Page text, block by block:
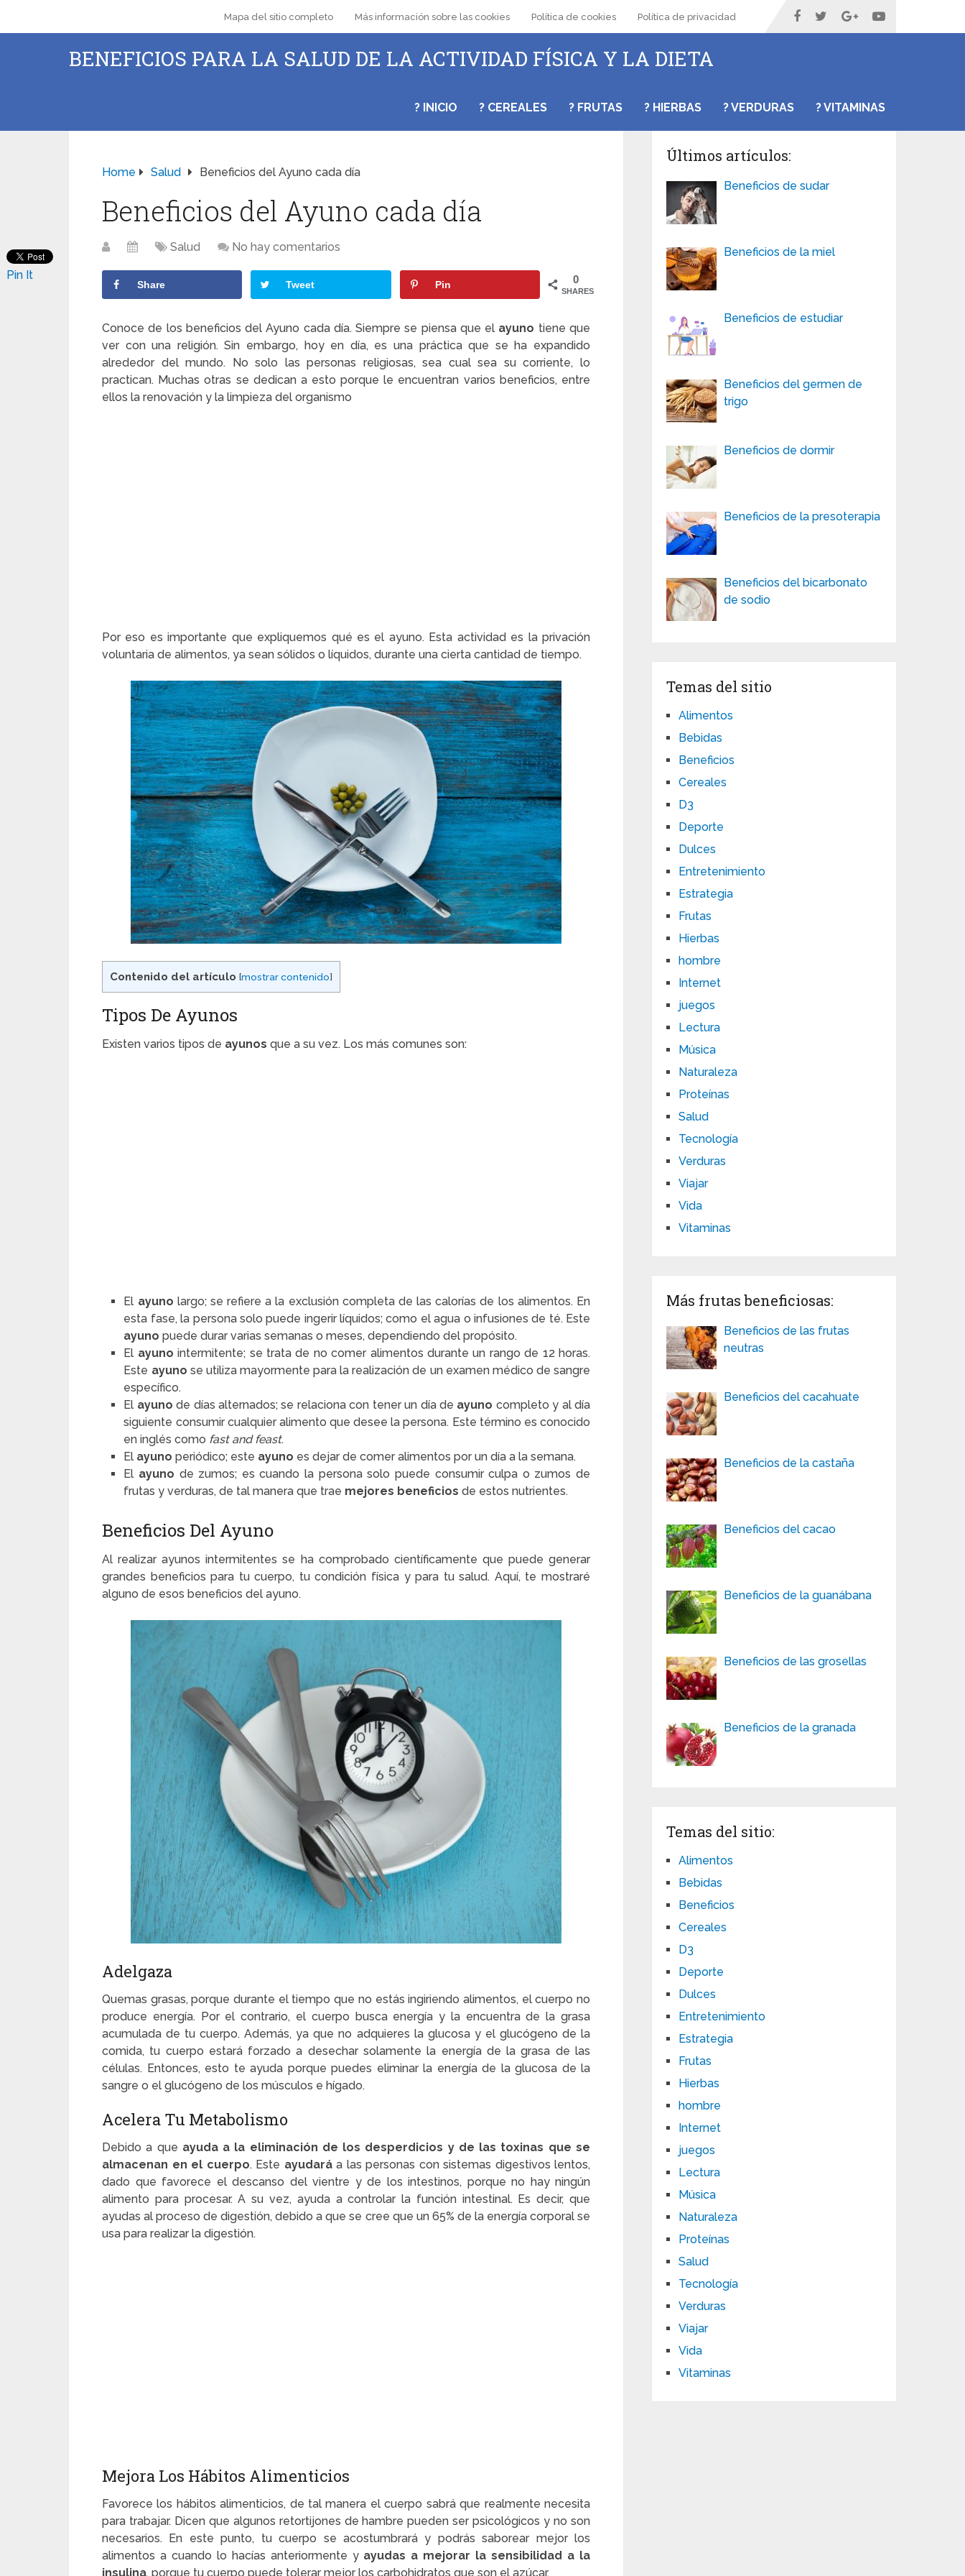
Mapa del sitio completo Más información sobre las cookies Política de cookies Política de privacidad
BENEFICIOS PARA LA SALUD DE LA ACTIVIDAD FÍSICA Y LA DIETA
? INICIO ? CEREALES ? FRUTAS ? HIERBAS ? VERDURAS ? VITAMINAS
Home Salud Beneficios del Ayuno cada día
Beneficios del Ayuno cada día
Salud No hay comentarios
0
SHARES
Share Tweet Pin
Conoce de los beneficios del Ayuno cada día. Siempre se piensa que el ayuno tiene que
ver con una religión. Sin embargo, hoy en día, es una práctica que se ha expandido
alrededor del mundo. No solo las personas religiosas, sea cual sea su corriente, lo
practican. Muchas otras se dedican a esto porque le encuentran varios beneficios, entre
ellos la renovación y la limpieza del organismo
Por eso es importante que expliquemos qué es el ayuno. Esta actividad es la privación
voluntaria de alimentos, ya sean sólidos o líquidos, durante una cierta cantidad de tiempo.
Contenido del artículo [mostrar contenido]
Tipos De Ayunos
Existen varios tipos de ayunos que a su vez. Los más comunes son:
El ayuno largo; se refiere a la exclusión completa de las calorías de los alimentos. En
esta fase, la persona solo puede ingerir líquidos; como el agua o infusiones de té. Este
ayuno puede durar varias semanas o meses, dependiendo del propósito.
El ayuno intermitente; se trata de no comer alimentos durante un rango de 12 horas.
Este ayuno se utiliza mayormente para la realización de un examen médico de sangre
específico.
El ayuno de días alternados; se relaciona con tener un día de ayuno completo y al día
siguiente consumir cualquier alimento que desee la persona. Este término es conocido
en inglés como fast and feast.
El ayuno periódico; este ayuno es dejar de comer alimentos por un día a la semana.
El ayuno de zumos; es cuando la persona solo puede consumir culpa o zumos de
frutas y verduras, de tal manera que trae mejores beneficios de estos nutrientes.
Beneficios Del Ayuno
Al realizar ayunos intermitentes se ha comprobado científicamente que puede generar
grandes beneficios para tu cuerpo, tu condición física y para tu salud. Aquí, te mostraré
alguno de esos beneficios del ayuno.
Adelgaza
Quemas grasas, porque durante el tiempo que no estás ingiriendo alimentos, el cuerpo no
produce energía. Por el contrario, el cuerpo busca energía y la encuentra de la grasa
acumulada de tu cuerpo. Además, ya que no adquieres la glucosa y el glucógeno de la
comida, tu cuerpo estará forzado a desechar solamente la energía de la grasa de las
células. Entonces, esto te ayuda porque puedes eliminar la energía de la glucosa de la
sangre o el glucógeno de los músculos e hígado.
Acelera Tu Metabolismo
Debido a que ayuda a la eliminación de los desperdicios y de las toxinas que se
almacenan en el cuerpo. Este ayudaráa las personas con sistemas digestivos lentos,
dado que favorece el descanso del vientre y de los intestinos, porque no hay ningún
alimento para procesar. A su vez, ayuda a controlar la función intestinal. Es decir, que
ayudas al proceso de digestión, debido a que se cree que un 65% de la energía corporal se
usa para realizar la digestión.
Mejora Los Hábitos Alimenticios
Favorece los hábitos alimenticios, de tal manera el cuerpo sabrá que realmente necesita
para trabajar. Dicen que algunos retortijones de hambre pueden ser psicológicos y no son
necesarios. En este punto, tu cuerpo se acostumbrará y podrás saborear mejor los
alimentos a cuando lo hacías anteriormente y ayudas a mejorar la sensibilidad a la
insulina, porque tu cuerpo puede tolerar mejor los carbohidratos que son el azúcar.
Pin It
Últimos artículos:
Beneficios de sudar
Beneficios de la miel
Beneficios de estudiar
Beneficios del germen de
trigo
Beneficios de dormir
Beneficios de la presoterapia
Beneficios del bicarbonato
de sodio
Temas del sitio
Alimentos
Bebidas
Beneficios
Cereales
D3
Deporte
Dulces
Entretenimiento
Estrategia
Frutas
Hierbas
hombre
Internet
juegos
Lectura
Música
Naturaleza
Proteínas
Salud
Tecnología
Verduras
Viajar
Vida
Vitaminas
Más frutas beneficiosas:
Beneficios de las frutas
neutras
Beneficios del cacahuate
Beneficios de la castaña
Beneficios del cacao
Beneficios de la guanábana
Beneficios de las grosellas
Beneficios de la granada
Temas del sitio:
Alimentos
Bebidas
Beneficios
Cereales
D3
Deporte
Dulces
Entretenimiento
Estrategia
Frutas
Hierbas
hombre
Internet
juegos
Lectura
Música
Naturaleza
Proteínas
Salud
Tecnología
Verduras
Viajar
Vida
Vitaminas